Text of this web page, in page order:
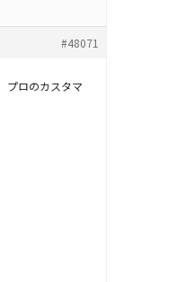
#48071
プロのカスタマ